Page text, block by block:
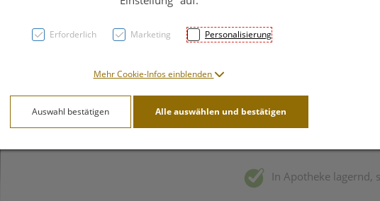
PZN: 3129786
In Apotheke lagernd,
Erforderlich Marketing Personalisierung
Mehr Cookie-Infos einblenden
Auswahl bestätigen Alle auswählen und bestätigen